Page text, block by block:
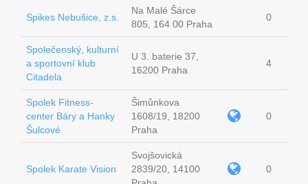
Spikes Nebušice, z.s.
Na Malé Šárce
805, 164 00 Praha
0
Společenský, kulturní
a sportovní klub
Citadela
U 3. baterie 37,
16200 Praha
4
Spolek Fitness-
center Báry a Hanky
Šulcové
Šimůnkova
1608/19, 18200
Praha
0
Spolek Karate Vision
Svojšovická
2839/20, 14100
0